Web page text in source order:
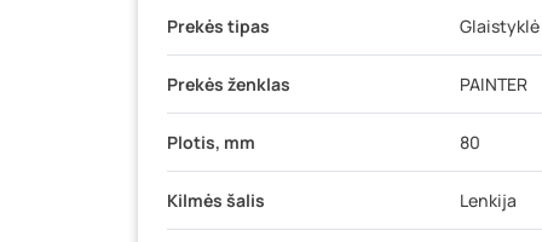
Prekės tipas Glaistyklė
Prekės ženklas PAINTER
Plotis, mm 80
Kilmės šalis Lenkija